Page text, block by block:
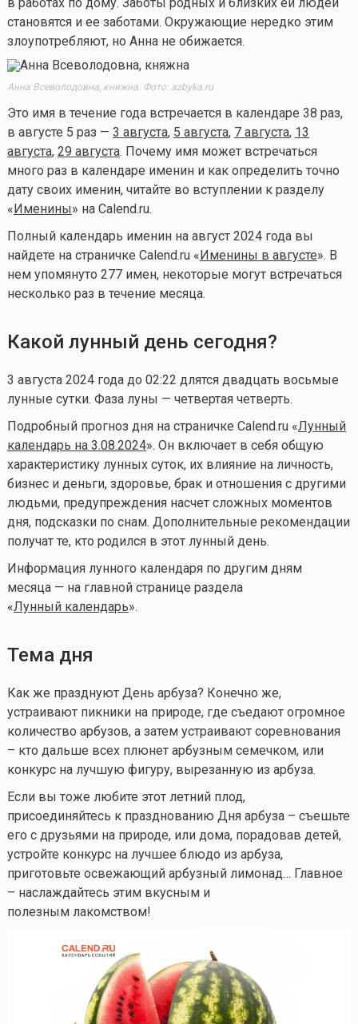
становятся и ее заботами. Окружающие нередко этим
злоупотребляют, но Анна не обижается.
Анна Всеволодовна, княжна. Фото: azbyka.ru
Это имя в течение года встречается в календаре 38 раз,
в августе 5 раз — 3 августа, 5 августа, 7 августа, 13
августа, 29 августа. Почему имя может встречаться
много раз в календаре именин и как определить точно
дату своих именин, читайте во вступлении к разделу
« Именины» на Calend.ru.
Полный календарь именин на август 2024 года вы
найдете на страничке Calend.ru « Именины в августе». В
нем упомянуто 277 имен, некоторые могут встречаться
несколько раз в течение месяца.
Какой лунный день сегодня?
3 августа 2024 года до 02:22 длятся двадцать восьмые
лунные сутки. Фаза луны — четвертая четверть.
Подробный прогноз дня на страничке Calend.ru «Лунный
календарь на 3.08.2024». Он включает в себя общую
характеристику лунных суток, их влияние на личность,
бизнес и деньги, здоровье, брак и отношения с другими
людьми, предупреждения насчет сложных моментов
дня, подсказки по снам. Дополнительные рекомендации
получат те, кто родился в этот лунный день.
Информация лунного календаря по другим дням
месяца — на главной странице раздела
«Лунный календарь».
Тема дня
Как же празднуют День арбуза? Конечно же,
устраивают пикники на природе, где съедают огромное
количество арбузов, а затем устраивают соревнования
– кто дальше всех плюнет арбузным семечком, или
конкурс на лучшую фигуру, вырезанную из арбуза.
Если вы тоже любите этот летний плод,
присоединяйтесь к празднованию Дня арбуза – съешьте
его с друзьями на природе, или дома, порадовав детей,
устройте конкурс на лучшее блюдо из арбуза,
приготовьте освежающий арбузный лимонад… Главное
– наслаждайтесь этим вкусным и
полезным лакомством!